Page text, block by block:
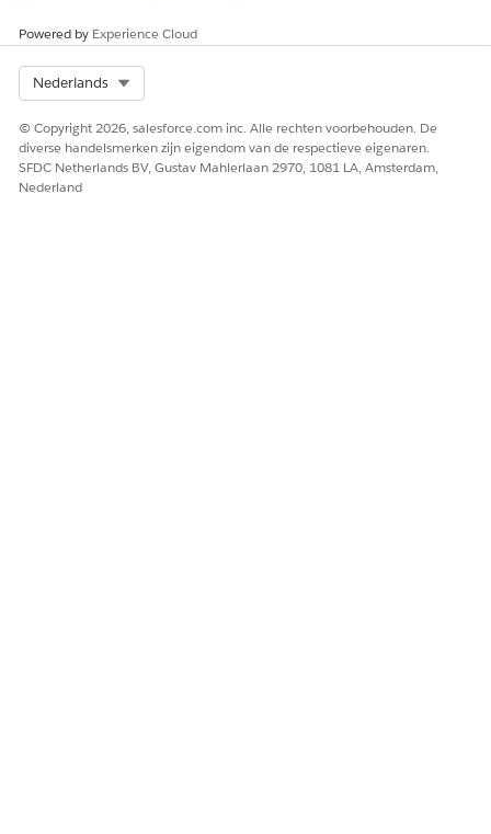
Implementeer deze sjabloon om werknemers een
gestandaardiseerde manier te bieden om een
bezoekerspas aan te vragen.
Powered by Experience Cloud
Nederlands
© Copyright 2026, salesforce.com inc. Alle rechten voorbehouden. De
diverse handelsmerken zijn eigendom van de respectieve eigenaren.
SFDC Netherlands BV, Gustav Mahlerlaan 2970, 1081 LA, Amsterdam,
Nederland